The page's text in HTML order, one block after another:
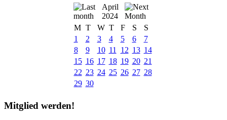
April
2024
M T W T F S
S
1
2 3 4 5 6
7
8
9 10 11 12 13 14
15 16 17 18 19 20 21
22 23 24 25 26 27 28
29 30
Mitglied werden!